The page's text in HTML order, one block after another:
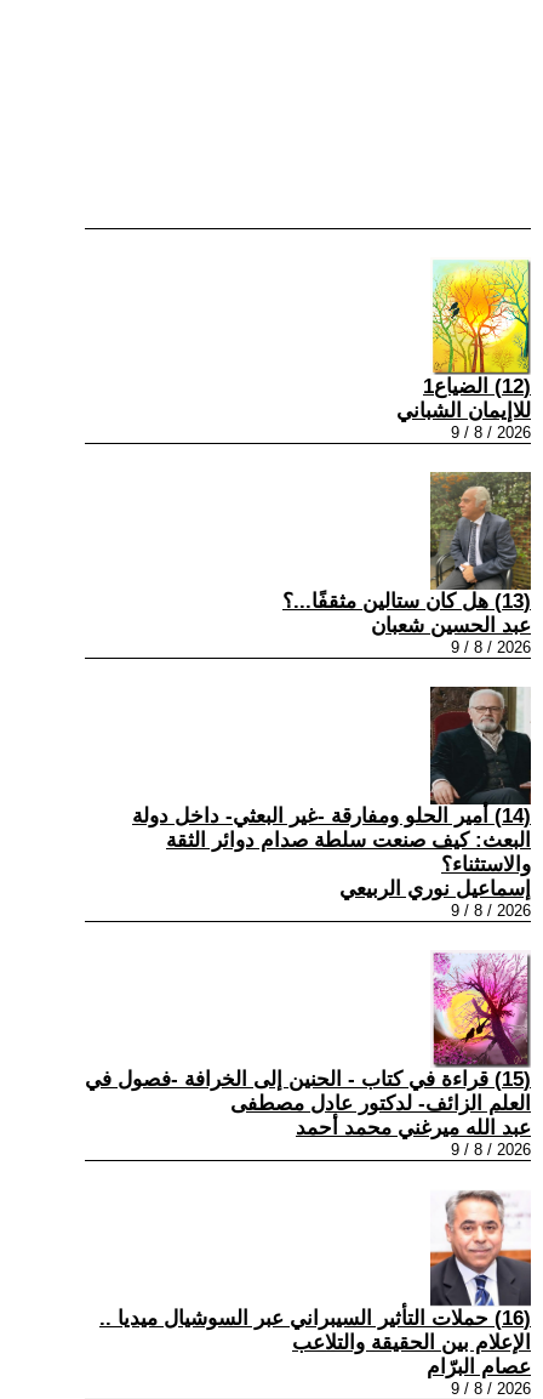
(12) الضياع1
للاإيمان الشباني
2026 / 8 / 9
(13) هل كان ستالين مثقفًا...؟
عبد الحسين شعبان
2026 / 8 / 9
(14) أمير الحلو ومفارقة -غير البعثي- داخل دولة
البعث: كيف صنعت سلطة صدام دوائر الثقة
والاستثناء؟
إسماعيل نوري الربيعي
2026 / 8 / 9
(15) قراءة في كتاب - الحنين إلى الخرافة -فصول في
العلم الزائف- لدكتور عادل مصطفى
عبد الله ميرغني محمد أحمد
2026 / 8 / 9
(16) حملات التأثير السيبراني عبر السوشيال ميديا ..
الإعلام بين الحقيقة والتلاعب
عصام البرّام
2026 / 8 / 9